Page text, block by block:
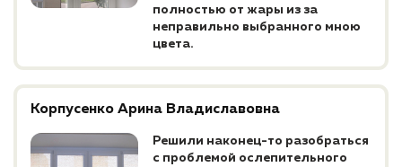
полностью от жары из за
неправильно выбранного мною
цвета.
Корпусенко Арина Владиславовна
Решили наконец-то разобраться
с проблемой ослепительного